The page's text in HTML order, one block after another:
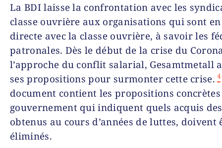
La BDI laisse la confrontation avec les
classe ouvrière aux organisations qui sont
directe avec la classe ouvrière, à savoir les
patronales. Dès le début de la crise du
l’approche du conflit salarial, Gesamtmetall
ses propositions pour surmonter cette crise. 4
document contient les propositions
gouvernement qui indiquent quels acquis
obtenus au cours d’années de luttes, doivent
éliminés.